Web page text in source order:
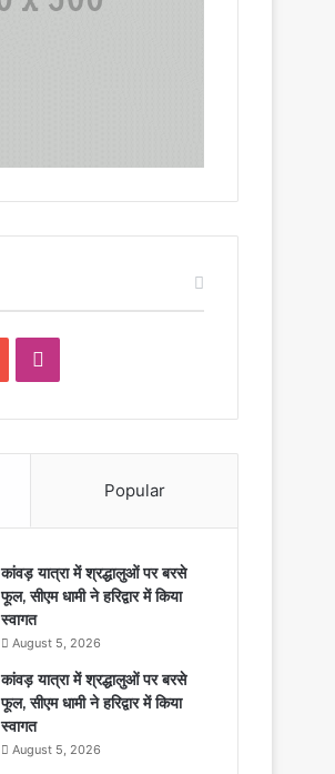
YouTube
Popular
कांवड़ यात्रा में श्रद्धालुओं पर बरसे
फूल, सीएम धामी ने हरिद्वार में किया
स्वागत
August 5, 2026
कांवड़ यात्रा में श्रद्धालुओं पर बरसे
फूल, सीएम धामी ने हरिद्वार में किया
स्वागत
August 5, 2026